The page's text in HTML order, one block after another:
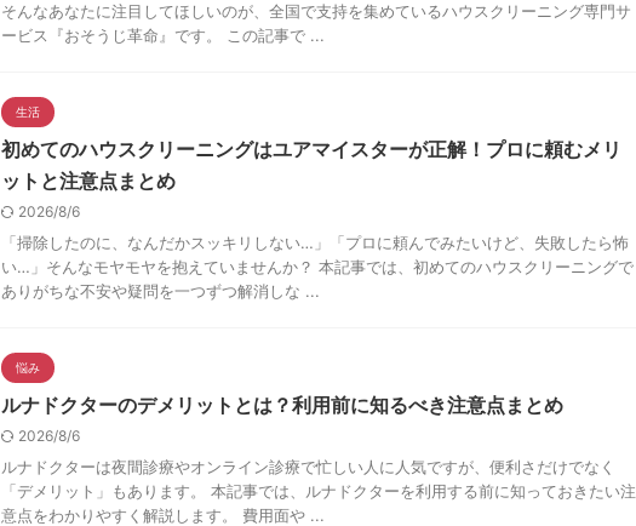
そんなあなたに注目してほしいのが、全国で支持を集めているハウスクリーニング専門サ
ービス『おそうじ革命』です。 この記事で ...
生活
初めてのハウスクリーニングはユアマイスターが正解！プロに頼むメリ
ットと注意点まとめ
2026/8/6
「掃除したのに、なんだかスッキリしない…」「プロに頼んでみたいけど、失敗したら怖
い…」そんなモヤモヤを抱えていませんか？ 本記事では、初めてのハウスクリーニングで
ありがちな不安や疑問を一つずつ解消しな ...
悩み
ルナドクターのデメリットとは？利用前に知るべき注意点まとめ
2026/8/6
ルナドクターは夜間診療やオンライン診療で忙しい人に人気ですが、便利さだけでなく
「デメリット」もあります。 本記事では、ルナドクターを利用する前に知っておきたい注
意点をわかりやすく解説します。 費用面や ...